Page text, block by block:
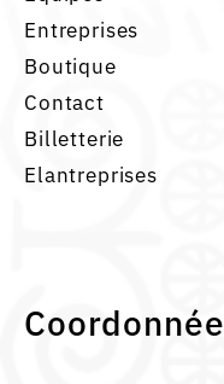
Entreprises
Boutique
Contact
Billetterie
Elantreprises